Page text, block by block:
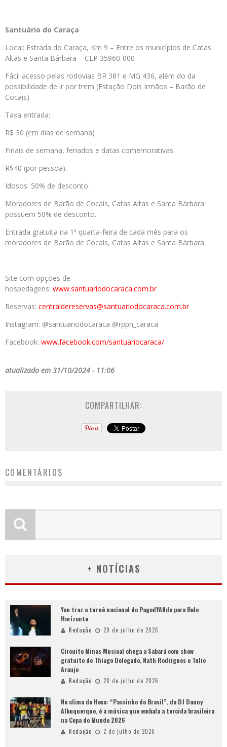
Santuário do Caraça
Local: Estrada do Caraça, Km 9 – Entre os municípios de Catas
Altas e Santa Bárbara – CEP 35960-000
Fácil acesso pelas rodovias BR 381 e MG 436, além do da
possibilidade de ir por trem (Estação Dois Irmãos – Barão de
Cocais)
Taxa entrada:
R$ 30 (em dias de semana)
Finais de semana, feriados e datas comemorativas:
R$40 (por pessoa).
Idosos: 50% de desconto.
Moradores de Barão de Cocais, Catas Altas e Santa Bárbara
possuem 50% de desconto.
Entrada gratuita na 1ª quarta-feira de cada mês para os
moradores de Barão de Cocais, Catas Altas e Santa Bárbara.
Site com opções de
hospedagens: www.santuariodocaraca.com.br
Reservas: centraldereservas@santuariodocaraca.com.br
Instagram: @santuariodocaraca @rppn_caraca
Facebook: www.facebook.com/santuariocaraca/
atualizado em 31/10/2024 - 11:06
COMPARTILHAR:
COMENTÁRIOS
+ NOTÍCIAS
Yan traz a turnê nacional do PagodYANdo para Belo
Horizonte
Redação 29 de julho de 2026
Circuito Minas Musical chega a Sabará com show
gratuito de Thiago Delegado, Nath Rodrigues e Tulio
Araujo
Redação 20 de julho de 2026
No clima do Hexa: “Passinho do Brasil”, da DJ Danny
Albuquerque, é a música que embala a torcida brasileira
na Copa do Mundo 2026
Redação 2 de julho de 2026